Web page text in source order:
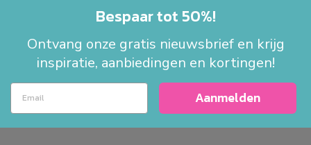
Bespaar tot 50%!
Ontvang onze gratis nieuwsbrief en krijg
inspiratie, aanbiedingen en kortingen!
Aanmelden